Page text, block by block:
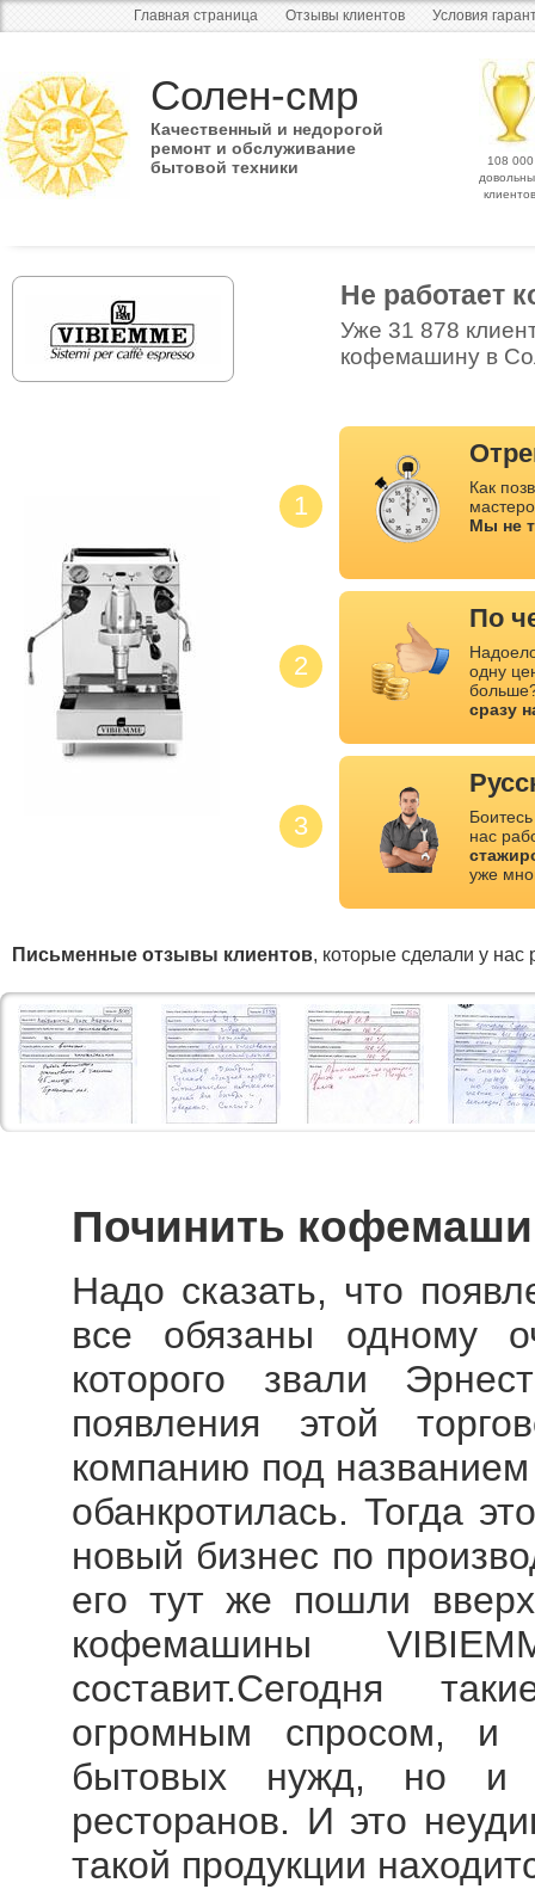
Главная страница Отзывы клиентов Условия
Солен-смр
Качественный и недорогой
ремонт и обслуживание
бытовой техники
108 000
клиентов
Не работает
Уже 31 878
кофемашину в
1
2
3
Как
Мы не
По
одну
сразу
нас
уже
Письменные отзывы клиентов, которые сделали у нас
Починить
Надо сказать, что
все обязаны одному
которого звали
появления этой
компанию под
обанкротилась. Тогда
новый бизнес по
его тут же пошли
кофемашины
составит.Сегодня
огромным спросом, и
бытовых нужд, но и
ресторанов. И это
такой продукции